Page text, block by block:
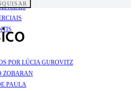
POR LÚCIA GUROVITZ
ZOBARAN
PAULA